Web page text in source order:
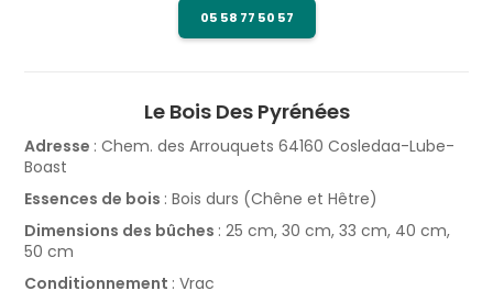
05 58 77 50 57
Le Bois Des Pyrénées
Adresse : Chem. des Arrouquets 64160 Cosledaa-Lube-
Boast
Essences de bois : Bois durs (Chêne et Hêtre)
Dimensions des bûches : 25 cm, 30 cm, 33 cm, 40 cm,
50 cm
Conditionnement : Vrac